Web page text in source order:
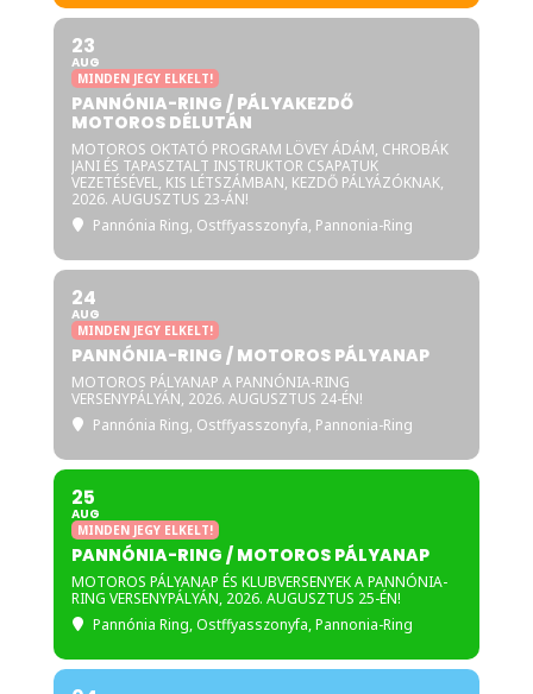
23
AUG
MINDEN JEGY ELKELT!
PANNÓNIA-RING / PÁLYAKEZDŐ
MOTOROS DÉLUTÁN
MOTOROS OKTATÓ PROGRAM LÖVEY ÁDÁM, CHROBÁK
JANI ÉS TAPASZTALT INSTRUKTOR CSAPATUK
VEZETÉSÉVEL, KIS LÉTSZÁMBAN, KEZDŐ PÁLYÁZÓKNAK,
2026. AUGUSZTUS 23-ÁN!
Pannónia Ring, Ostffyasszonyfa, Pannonia-Ring
24
AUG
MINDEN JEGY ELKELT!
PANNÓNIA-RING / MOTOROS PÁLYANAP
MOTOROS PÁLYANAP A PANNÓNIA-RING
VERSENYPÁLYÁN, 2026. AUGUSZTUS 24-ÉN!
Pannónia Ring, Ostffyasszonyfa, Pannonia-Ring
25
AUG
MINDEN JEGY ELKELT!
PANNÓNIA-RING / MOTOROS PÁLYANAP
MOTOROS PÁLYANAP ÉS KLUBVERSENYEK A PANNÓNIA-
RING VERSENYPÁLYÁN, 2026. AUGUSZTUS 25-ÉN!
Pannónia Ring, Ostffyasszonyfa, Pannonia-Ring